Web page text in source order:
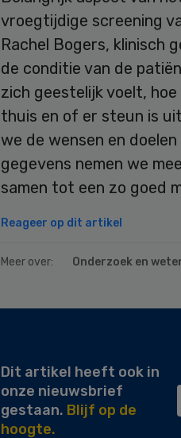
vroegtijdige screening
Rachel Bogers, klinisch
de conditie van de
zich geestelijk voelt,
thuis en of er steun is
we de wensen en
gegevens nemen we
samen tot een zo goed
Reageer op dit artikel
Meer over: Onderzoek en
Dit artikel heeft ook in
onze nieuwsbrief
gestaan. Blijf op de
hoogte.